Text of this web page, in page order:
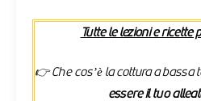
Tutte le lezioni e ricette
👉 Che cos’è la cottura a bassa
essere il tuo